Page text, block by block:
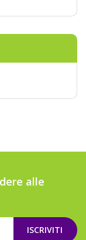
alle
ISCRIVITI